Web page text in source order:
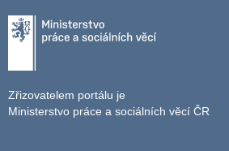
Zřizovatelem portálu je
Ministerstvo práce a sociálních věcí ČR